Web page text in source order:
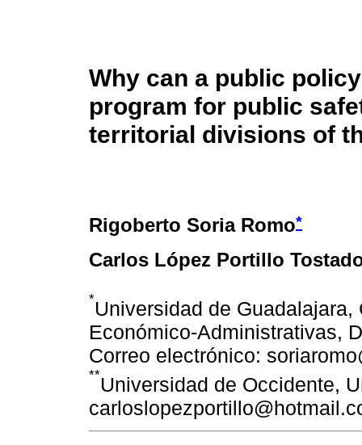
Why can a public
program for public
territorial divisions of
Rigoberto Soria Romo*
Carlos López Portillo
*Universidad de
Económico-Administrativas,
Correo electrónico:
**Universidad de Occidente,